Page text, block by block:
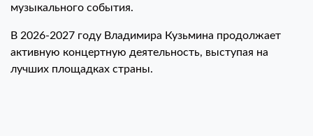
музыкального события.
В 2026-2027 году Владимира Кузьмина продолжает
активную концертную деятельность, выступая на
лучших площадках страны.